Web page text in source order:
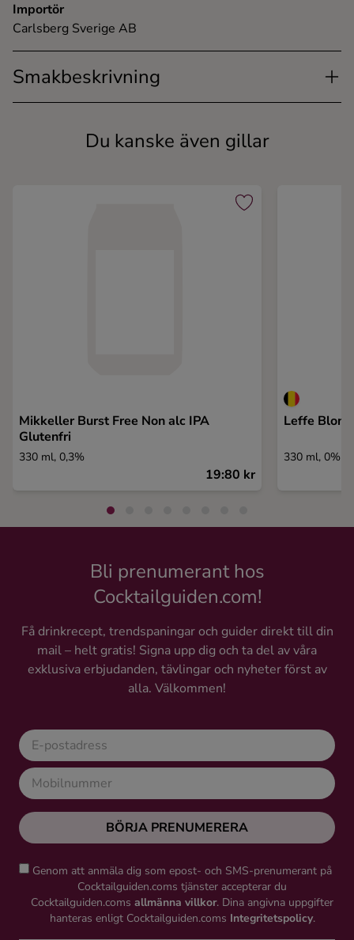
Importör
Carlsberg Sverige AB
Smakbeskrivning
Du kanske även gillar
Mikkeller Burst Free Non alc IPA
Glutenfri
330 ml, 0,3%
19:80 kr
Leffe
330 ml, 0%
Bli prenumerant hos
Cocktailguiden.com!
Få drinkrecept, trendspaningar och guider direkt till din
mail – helt gratis! Signa upp dig och ta del av våra
exklusiva erbjudanden, tävlingar och nyheter först av
alla. Välkommen!
BÖRJA PRENUMERERA
Genom att anmäla dig som epost- och SMS-prenumerant på
Cocktailguiden.coms tjänster accepterar du
Cocktailguiden.coms allmänna villkor. Dina angivna uppgifter
hanteras enligt Cocktailguiden.coms Integritetspolicy.